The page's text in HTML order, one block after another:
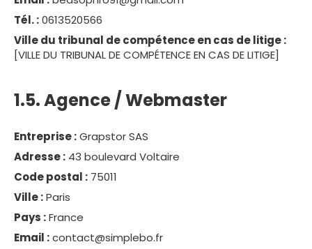
Tél. :0613520566
Ville du tribunal de compétence en cas de litige :
[VILLE DU TRIBUNAL DE COMPÉTENCE EN CAS DE LITIGE]
1.5. Agence / Webmaster
Entreprise :Grapstor SAS
Adresse : 43 boulevard Voltaire
Code postal : 75011
Ville :Paris
Pays :France
Email :contact@simplebo.fr